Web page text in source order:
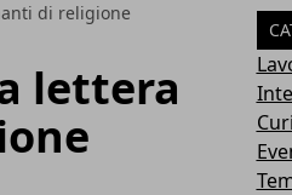
di religione
lettera